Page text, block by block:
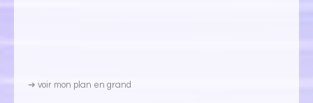
➜ voir mon plan en grand